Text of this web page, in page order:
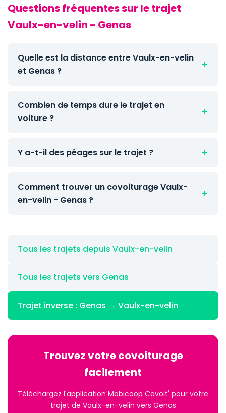
Questions fréquentes sur le trajet
Vaulx-en-velin - Genas
Quelle est la distance entre Vaulx-en-velin
et Genas ?
Combien de temps dure le trajet en
voiture ?
Y a-t-il des péages sur le trajet ?
Comment trouver un covoiturage Vaulx-
en-velin - Genas ?
Tous les trajets depuis Vaulx-en-velin
Tous les trajets vers Genas
Trajet inverse : Genas → Vaulx-en-velin
Trouvez votre covoiturage
facilement
Téléchargez l'application Mobicoop Covoit' pour votre
trajet de Vaulx-en-velin vers Genas